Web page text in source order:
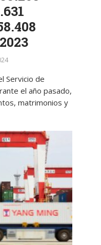
Servicio de
el año pasado,
matrimonios y